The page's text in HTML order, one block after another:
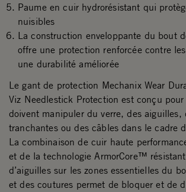
Paume en cuir hydrorésistant qui
nuisibles
La construction enveloppante du bout
offre une protection renforcée contre
une durabilité améliorée
Le gant de protection Mechanix Wear
Viz Needlestick Protection est conçu
doivent manipuler du verre, des aiguilles,
tranchantes ou des câbles dans le cadre
La combinaison de cuir haute
et de la technologie ArmorCore™
d’aiguilles sur les zones essentielles du
et des coutures permet de bloquer et de